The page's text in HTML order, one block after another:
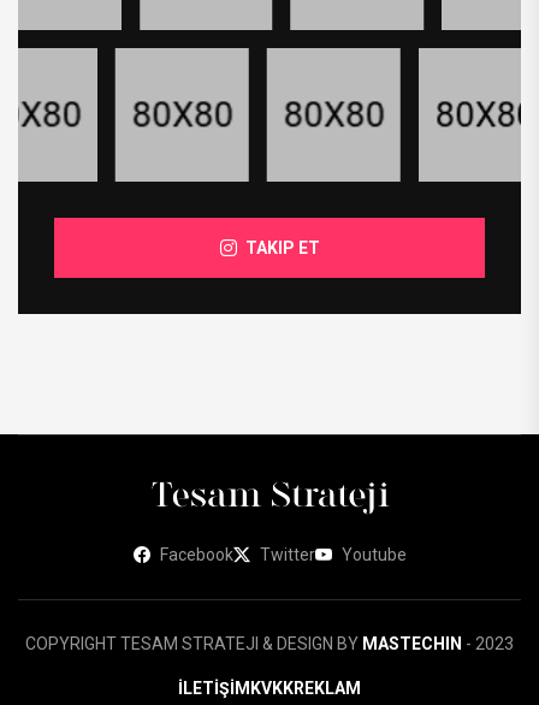
TAKIP ET
Facebook Twitter Youtube
COPYRIGHT TESAM STRATEJI & DESIGN BY MASTECHIN - 2023
İLETİŞİM KVKKREKLAM